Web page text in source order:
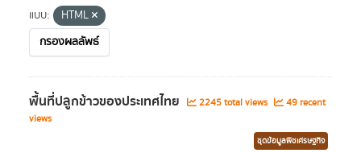
แบบ:
HTML
กรองผลลัพธ์
พื้นที่ปลูกข้าวของประเทศไทย 2245 total views
49 recent
views
ชุดข้อมูลพืชเศรษฐกิจ